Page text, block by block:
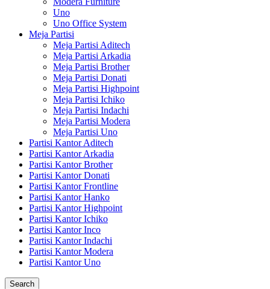
Uno
Uno Office System
Meja Partisi
Meja Partisi Aditech
Meja Partisi Arkadia
Meja Partisi Brother
Meja Partisi Donati
Meja Partisi Highpoint
Meja Partisi Ichiko
Meja Partisi Indachi
Meja Partisi Modera
Meja Partisi Uno
Partisi Kantor Aditech
Partisi Kantor Arkadia
Partisi Kantor Brother
Partisi Kantor Donati
Partisi Kantor Frontline
Partisi Kantor Hanko
Partisi Kantor Highpoint
Partisi Kantor Ichiko
Partisi Kantor Inco
Partisi Kantor Indachi
Partisi Kantor Modera
Partisi Kantor Uno
Search